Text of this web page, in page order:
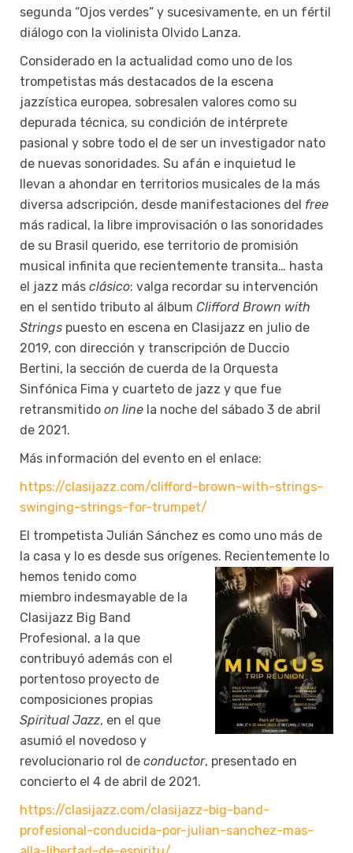
segunda “Ojos verdes” y sucesivamente, en un fértil
diálogo con la violinista Olvido Lanza.
Considerado en la actualidad como uno de los
trompetistas más destacados de la escena
jazzística europea, sobresalen valores como su
depurada técnica, su condición de intérprete
pasional y sobre todo el de ser un investigador nato
de nuevas sonoridades. Su afán e inquietud le
llevan a ahondar en territorios musicales de la más
diversa adscripción, desde manifestaciones del free
más radical, la libre improvisación o las sonoridades
de su Brasil querido, ese territorio de promisión
musical infinita que recientemente transita… hasta
el jazz más clásico: valga recordar su intervención
en el sentido tributo al álbum Clifford Brown with
Strings puesto en escena en Clasijazz en julio de
2019, con dirección y transcripción de Duccio
Bertini, la sección de cuerda de la Orquesta
Sinfónica Fima y cuarteto de jazz y que fue
retransmitido on line la noche del sábado 3 de abril
de 2021.
Más información del evento en el enlace:
https://clasijazz.com/clifford-brown-with-strings-
swinging-strings-for-trumpet/
El trompetista Julián Sánchez es como uno más de
la casa y lo es desde sus orígenes. Recientemente lo
hemos tenido como
miembro indesmayable de la
Clasijazz Big Band
Profesional, a la que
contribuyó además con el
portentoso proyecto de
composiciones propias
Spiritual Jazz, en el que
asumió el novedoso y
revolucionario rol de conductor, presentado en
concierto el 4 de abril de 2021.
https://clasijazz.com/clasijazz-big-band-
profesional-conducida-por-julian-sanchez-mas-